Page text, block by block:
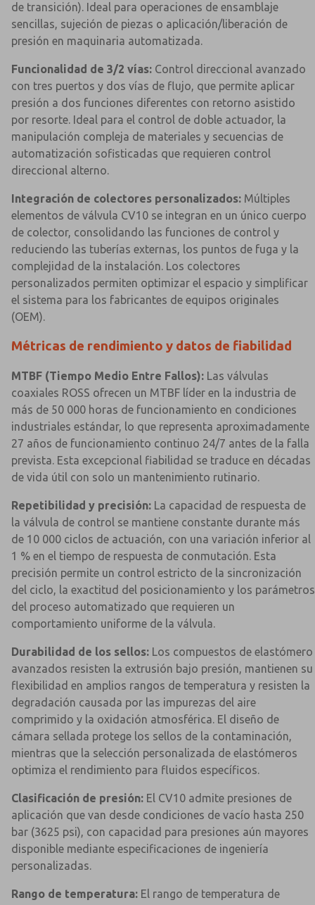
de transición). Ideal para operaciones de ensamblaje
sencillas, sujeción de piezas o aplicación/liberación de
presión en maquinaria automatizada.
Funcionalidad de 3/2 vías: Control direccional avanzado
con tres puertos y dos vías de flujo, que permite aplicar
presión a dos funciones diferentes con retorno asistido
por resorte. Ideal para el control de doble actuador, la
manipulación compleja de materiales y secuencias de
automatización sofisticadas que requieren control
direccional alterno.
Integración de colectores personalizados: Múltiples
elementos de válvula CV10 se integran en un único cuerpo
de colector, consolidando las funciones de control y
reduciendo las tuberías externas, los puntos de fuga y la
complejidad de la instalación. Los colectores
personalizados permiten optimizar el espacio y simplificar
el sistema para los fabricantes de equipos originales
(OEM).
Métricas de rendimiento y datos de fiabilidad
MTBF (Tiempo Medio Entre Fallos): Las válvulas
coaxiales ROSS ofrecen un MTBF líder en la industria de
más de 50 000 horas de funcionamiento en condiciones
industriales estándar, lo que representa aproximadamente
27 años de funcionamiento continuo 24/7 antes de la falla
prevista. Esta excepcional fiabilidad se traduce en décadas
de vida útil con solo un mantenimiento rutinario.
Repetibilidad y precisión: La capacidad de respuesta de
la válvula de control se mantiene constante durante más
de 10 000 ciclos de actuación, con una variación inferior al
1 % en el tiempo de respuesta de conmutación. Esta
precisión permite un control estricto de la sincronización
del ciclo, la exactitud del posicionamiento y los parámetros
del proceso automatizado que requieren un
comportamiento uniforme de la válvula.
Durabilidad de los sellos: Los compuestos de elastómero
avanzados resisten la extrusión bajo presión, mantienen su
flexibilidad en amplios rangos de temperatura y resisten la
degradación causada por las impurezas del aire
comprimido y la oxidación atmosférica. El diseño de
cámara sellada protege los sellos de la contaminación,
mientras que la selección personalizada de elastómeros
optimiza el rendimiento para fluidos específicos.
Clasificación de presión: El CV10 admite presiones de
aplicación que van desde condiciones de vacío hasta 250
bar (3625 psi), con capacidad para presiones aún mayores
disponible mediante especificaciones de ingeniería
personalizadas.
Rango de temperatura: El rango de temperatura de
×
×